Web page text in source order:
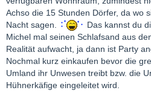
Achso die 15 Stunden Dörfer, da wo
Nacht sagen.
Das kannst du
Michel mal seinen Schlafsand aus
Realität aufwacht, ja dann ist Party
Nochmal kurz einkaufen bevor die
Umland ihr Unwesen treibt bzw. die
Hühnerkäfige eingeleitet wird.